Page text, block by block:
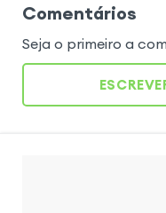
Comentários
Seja o primeiro a